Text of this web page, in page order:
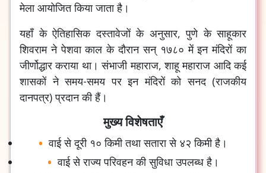
मेला आयोजित किया जाता है।
यहाँ के ऐतिहासिक दस्तावेजों के अनुसार, पुणे के साहूकार
शिवराम ने पेशवा काल के दौरान सन् १७८० में इन मंदिरों का
जीर्णोद्धार कराया था। संभाजी महाराज, शाहू महाराज आदि कई
शासकों ने समय-समय पर इन मंदिरों को सनद (राजकीय
दानपत्र) प्रदान की हैं।
मुख्य विशेषताएँ
वाई से दूरी १० किमी तथा सतारा से ४२ किमी है।
वाई से राज्य परिवहन की सुविधा उपलब्ध है।